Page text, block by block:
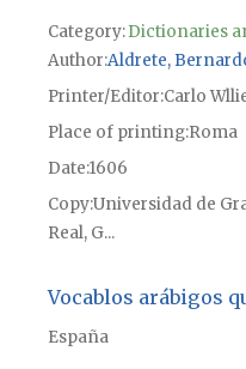
Category:Dictionaries
Author Aldrete,
Printer/Editor Carlo
Place of printingRoma
Date1606
CopyUniversidad de
Real, G...
Vocablos arábigos
España